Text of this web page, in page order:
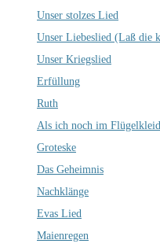
Unser stolzes Lied
Unser Liebeslied (Laß die
Unser Kriegslied
Erfüllung
Ruth
Als ich noch im
Groteske
Das Geheimnis
Nachklänge
Evas Lied
Maienregen